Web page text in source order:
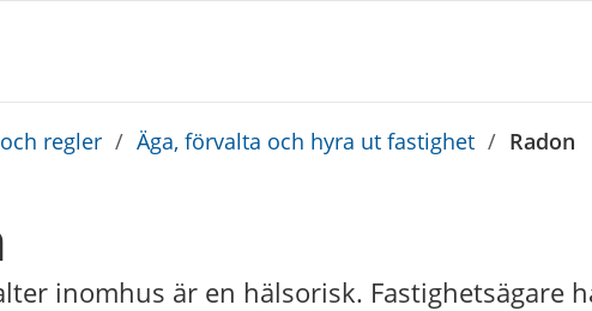
regler / Äga, förvalta och hyra ut fastighet / Radon
inomhus är en hälsorisk. Fastighetsägare